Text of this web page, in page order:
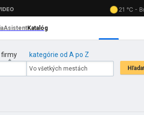
firmy kategórie od A po Z